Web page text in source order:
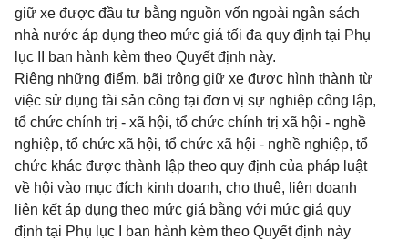
giữ xe được đầu tư bằng nguồn vốn ngoài ngân sách
nhà nước áp dụng theo mức giá tối đa quy định tại Phụ
lục II ban hành kèm theo Quyết định này.
Riêng những điểm, bãi trông giữ xe được hình thành từ
việc sử dụng tài sản công tại đơn vị sự nghiệp công lập,
tổ chức chính trị - xã hội, tổ chức chính trị xã hội - nghề
nghiệp, tổ chức xã hội, tổ chức xã hội - nghề nghiệp, tổ
chức khác được thành lập theo quy định của pháp luật
về hội vào mục đích kinh doanh, cho thuê, liên doanh
liên kết áp dụng theo mức giá bằng với mức giá quy
định tại Phụ lục I ban hành kèm theo Quyết định này